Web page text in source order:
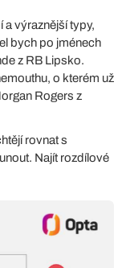
a výraznější typy,
bych po jménech
z RB Lipsko.
o kterém už
Rogers z
rovnat s
Najít rozdílové